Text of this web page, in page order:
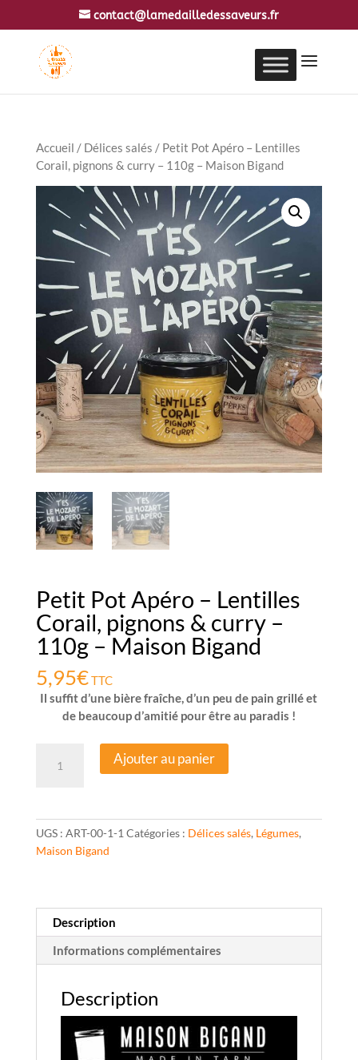
contact@lamedailledessaveurs.fr
Accueil / Délices salés / Petit Pot Apéro – Lentilles
Corail, pignons & curry – 110g – Maison Bigand
Petit Pot Apéro – Lentilles
Corail, pignons & curry –
110g – Maison Bigand
5,95€TTC
Il suffit d’une bière fraîche, d’un peu de pain grillé et
de beaucoup d’amitié pour être au paradis !
Apéro
-
Lentilles
&
curry
110g
Maison
Bigand
Ajouter au panier
UGS : ART-00-1-1 Catégories : Délices salés, Légumes,
Maison Bigand
Description
Informations complémentaires
Description